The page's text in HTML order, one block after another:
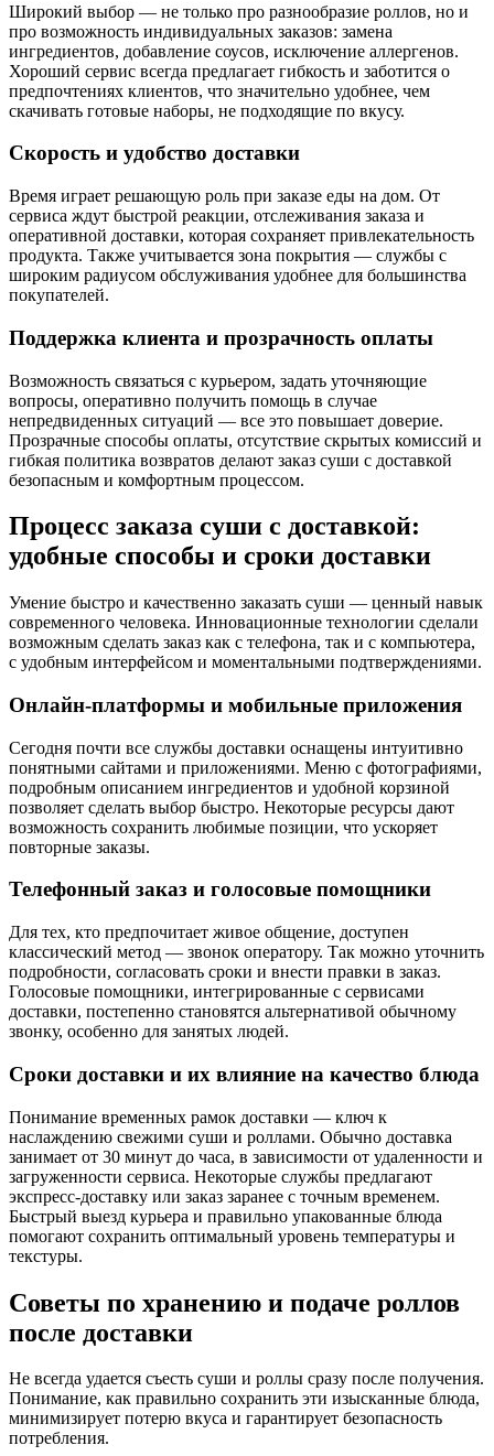
Широкий выбор — не только про разнообразие роллов, но и
про возможность индивидуальных заказов: замена
ингредиентов, добавление соусов, исключение аллергенов.
Хороший сервис всегда предлагает гибкость и заботится о
предпочтениях клиентов, что значительно удобнее, чем
скачивать готовые наборы, не подходящие по вкусу.
Скорость и удобство доставки
Время играет решающую роль при заказе еды на дом. От
сервиса ждут быстрой реакции, отслеживания заказа и
оперативной доставки, которая сохраняет привлекательность
продукта. Также учитывается зона покрытия — службы с
широким радиусом обслуживания удобнее для большинства
покупателей.
Поддержка клиента и прозрачность оплаты
Возможность связаться с курьером, задать уточняющие
вопросы, оперативно получить помощь в случае
непредвиденных ситуаций — все это повышает доверие.
Прозрачные способы оплаты, отсутствие скрытых комиссий и
гибкая политика возвратов делают заказ суши с доставкой
безопасным и комфортным процессом.
Процесс заказа суши с доставкой:
удобные способы и сроки доставки
Умение быстро и качественно заказать суши — ценный навык
современного человека. Инновационные технологии сделали
возможным сделать заказ как с телефона, так и с компьютера,
с удобным интерфейсом и моментальными подтверждениями.
Онлайн-платформы и мобильные приложения
Сегодня почти все службы доставки оснащены интуитивно
понятными сайтами и приложениями. Меню с фотографиями,
подробным описанием ингредиентов и удобной корзиной
позволяет сделать выбор быстро. Некоторые ресурсы дают
возможность сохранить любимые позиции, что ускоряет
повторные заказы.
Телефонный заказ и голосовые помощники
Для тех, кто предпочитает живое общение, доступен
классический метод — звонок оператору. Так можно уточнить
подробности, согласовать сроки и внести правки в заказ.
Голосовые помощники, интегрированные с сервисами
доставки, постепенно становятся альтернативой обычному
звонку, особенно для занятых людей.
Сроки доставки и их влияние на качество блюда
Понимание временных рамок доставки — ключ к
наслаждению свежими суши и роллами. Обычно доставка
занимает от 30 минут до часа, в зависимости от удаленности и
загруженности сервиса. Некоторые службы предлагают
экспресс-доставку или заказ заранее с точным временем.
Быстрый выезд курьера и правильно упакованные блюда
помогают сохранить оптимальный уровень температуры и
текстуры.
Советы по хранению и подаче роллов
после доставки
Не всегда удается съесть суши и роллы сразу после получения.
Понимание, как правильно сохранить эти изысканные блюда,
минимизирует потерю вкуса и гарантирует безопасность
потребления.